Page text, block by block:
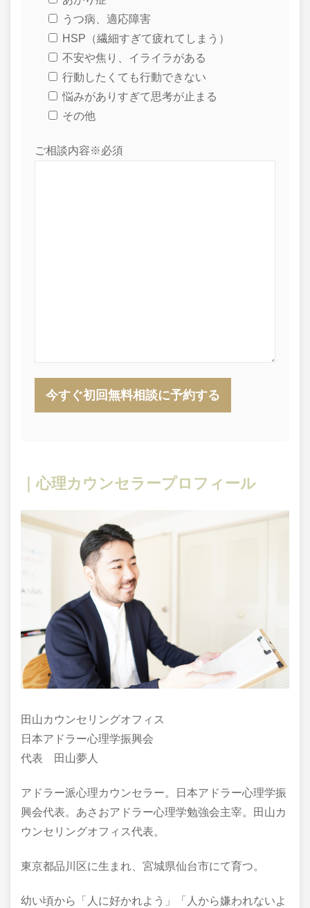
うつ病、適応障害
HSP（繊細すぎて疲れてしまう）
不安や焦り、イライラがある
行動したくても行動できない
悩みがありすぎて思考が止まる
その他
ご相談内容※必須
｜心理カウンセラープロフィール
田山カウンセリングオフィス
日本アドラー心理学振興会
代表 田山夢人
アドラー派心理カウンセラー。日本アドラー心理学振
興会代表。あさおアドラー心理学勉強会主宰。田山カ
ウンセリングオフィス代表。
東京都品川区に生まれ、宮城県仙台市にて育つ。
幼い頃から「人に好かれよう」「人から嫌われないよ